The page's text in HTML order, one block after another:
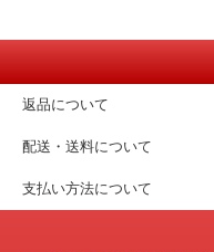
返品について
配送・送料について
支払い方法について